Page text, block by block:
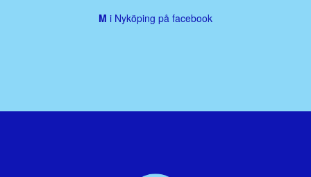
M i Nyköping på facebook